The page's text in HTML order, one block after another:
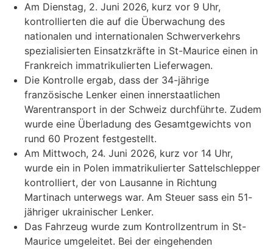
Am Dienstag, 2. Juni 2026, kurz vor 9 Uhr,
kontrollierten die auf die Überwachung des
nationalen und internationalen Schwerverkehrs
spezialisierten Einsatzkräfte in St-Maurice einen in
Frankreich immatrikulierten Lieferwagen.
Die Kontrolle ergab, dass der 34-jährige
französische Lenker einen innerstaatlichen
Warentransport in der Schweiz durchführte. Zudem
wurde eine Überladung des Gesamtgewichts von
rund 60 Prozent festgestellt.
Am Mittwoch, 24. Juni 2026, kurz vor 14 Uhr,
wurde ein in Polen immatrikulierter Sattelschlepper
kontrolliert, der von Lausanne in Richtung
Martinach unterwegs war. Am Steuer sass ein 51-
jähriger ukrainischer Lenker.
Das Fahrzeug wurde zum Kontrollzentrum in St-
Maurice umgeleitet. Bei der eingehenden